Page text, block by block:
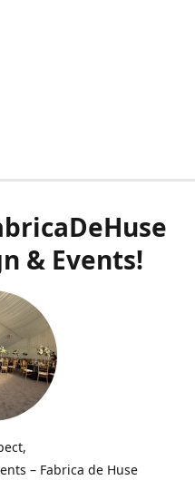
& Events!
– Fabrica de Huse